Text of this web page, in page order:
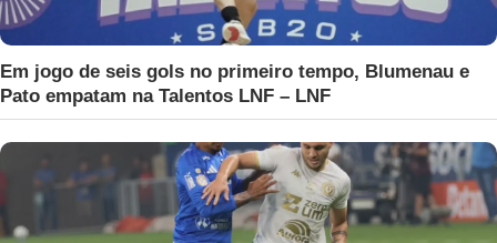
Em jogo de seis gols no primeiro tempo, Blumenau e
Pato empatam na Talentos LNF – LNF